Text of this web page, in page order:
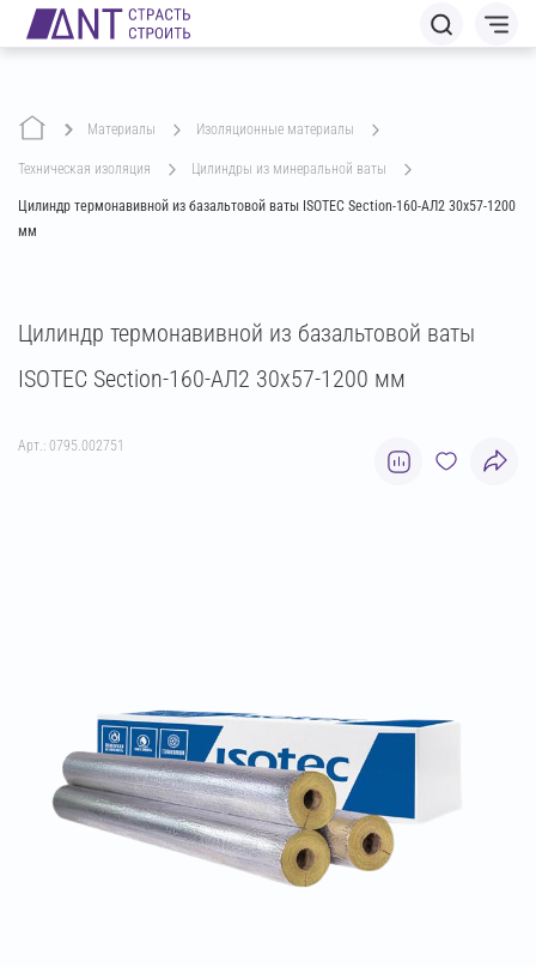
Материалы изоляционные материалы
техническая изоляция цилиндры из минеральной ваты
Цилиндр термонавивной из базальтовой ваты ISOTEC Section-160-АЛ2 30х57-1200
мм
Цилиндр термонавивной из базальтовой ваты
ISOTEC Section-160-АЛ2 30х57-1200 мм
Арт.: 0795.002751